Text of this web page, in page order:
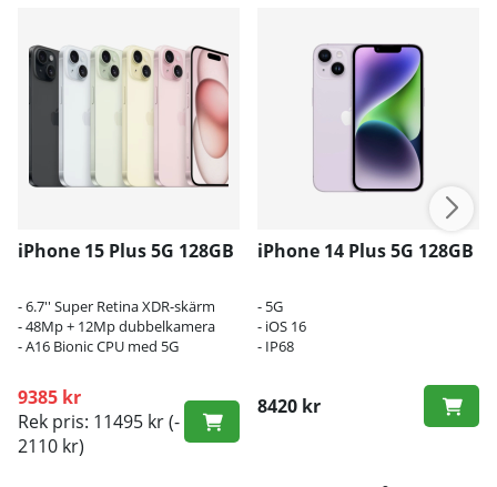
iPhone 15 Plus 5G 128GB
- 6.7'' Super Retina XDR-skärm
- 48Mp + 12Mp dubbelkamera
- A16 Bionic CPU med 5G
9385 kr
Rek pris: 11495 kr(-
2110 kr)
iPhone 14 Plus 5G 128GB
- 5G
- iOS 16
- IP68
8420 kr